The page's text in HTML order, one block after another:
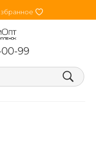
heart
00-99
search